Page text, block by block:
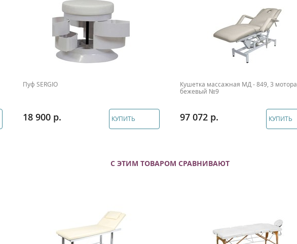
Пуф SERGIO
18 900 КУПИТЬ
Кушетка массажная МД - 849, 3 мотора,
бежевый №9
97 072 КУПИТЬ
С ЭТИМ ТОВАРОМ СРАВНИВАЮТ